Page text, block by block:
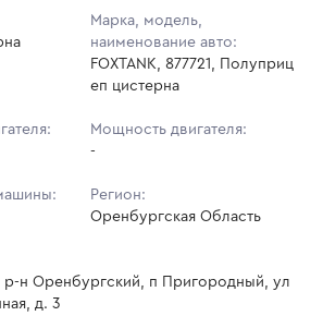
Оренбургская Область
в аукционахМарка, модель,
наименование авто:
FOXTANK, 877721, Полуприц
еп цистерна
Мощность двигателя:
-
Регион:
Оренбургская Область
н Оренбургский, п Пригородный, ул
д. 3